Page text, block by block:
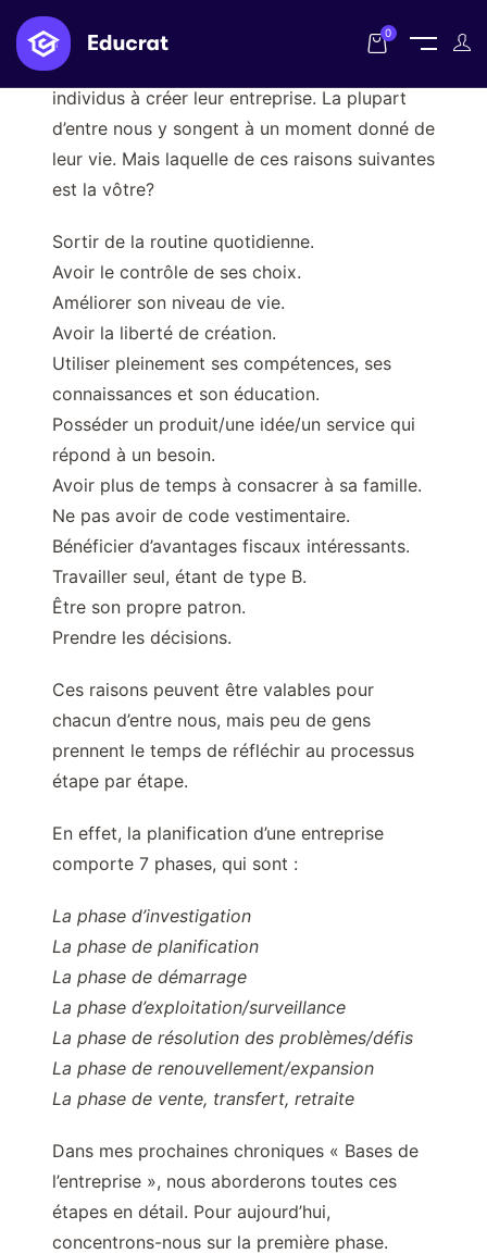
0
Il y a maintes raisons qui poussent les
individus à créer leur entreprise. La plupart
d’entre nous y songent à un moment donné de
leur vie. Mais laquelle de ces raisons suivantes
est la vôtre?
Sortir de la routine quotidienne.
Avoir le contrôle de ses choix.
Améliorer son niveau de vie.
Avoir la liberté de création.
Utiliser pleinement ses compétences, ses
connaissances et son éducation.
Posséder un produit/une idée/un service qui
répond à un besoin.
Avoir plus de temps à consacrer à sa famille.
Ne pas avoir de code vestimentaire.
Bénéficier d’avantages fiscaux intéressants.
Travailler seul, étant de type B.
Être son propre patron.
Prendre les décisions.
Ces raisons peuvent être valables pour
chacun d’entre nous, mais peu de gens
prennent le temps de réfléchir au processus
étape par étape.
En effet, la planification d’une entreprise
comporte 7 phases, qui sont :
La phase d’investigation
La phase de planification
La phase de démarrage
La phase d’exploitation/surveillance
La phase de résolution des problèmes/défis
La phase de renouvellement/expansion
La phase de vente, transfert, retraite
Dans mes prochaines chroniques « Bases de
l’entreprise », nous aborderons toutes ces
étapes en détail. Pour aujourd’hui,
concentrons-nous sur la première phase.